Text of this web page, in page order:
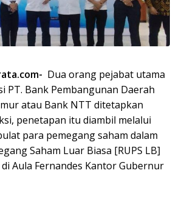
Dua orang pejabat utama
PT. Bank Pembangunan Daerah
atau Bank NTT ditetapkan
penetapan itu diambil melalui
para pemegang saham dalam
Saham Luar Biasa [RUPS LB]
di Aula Fernandes Kantor Gubernur